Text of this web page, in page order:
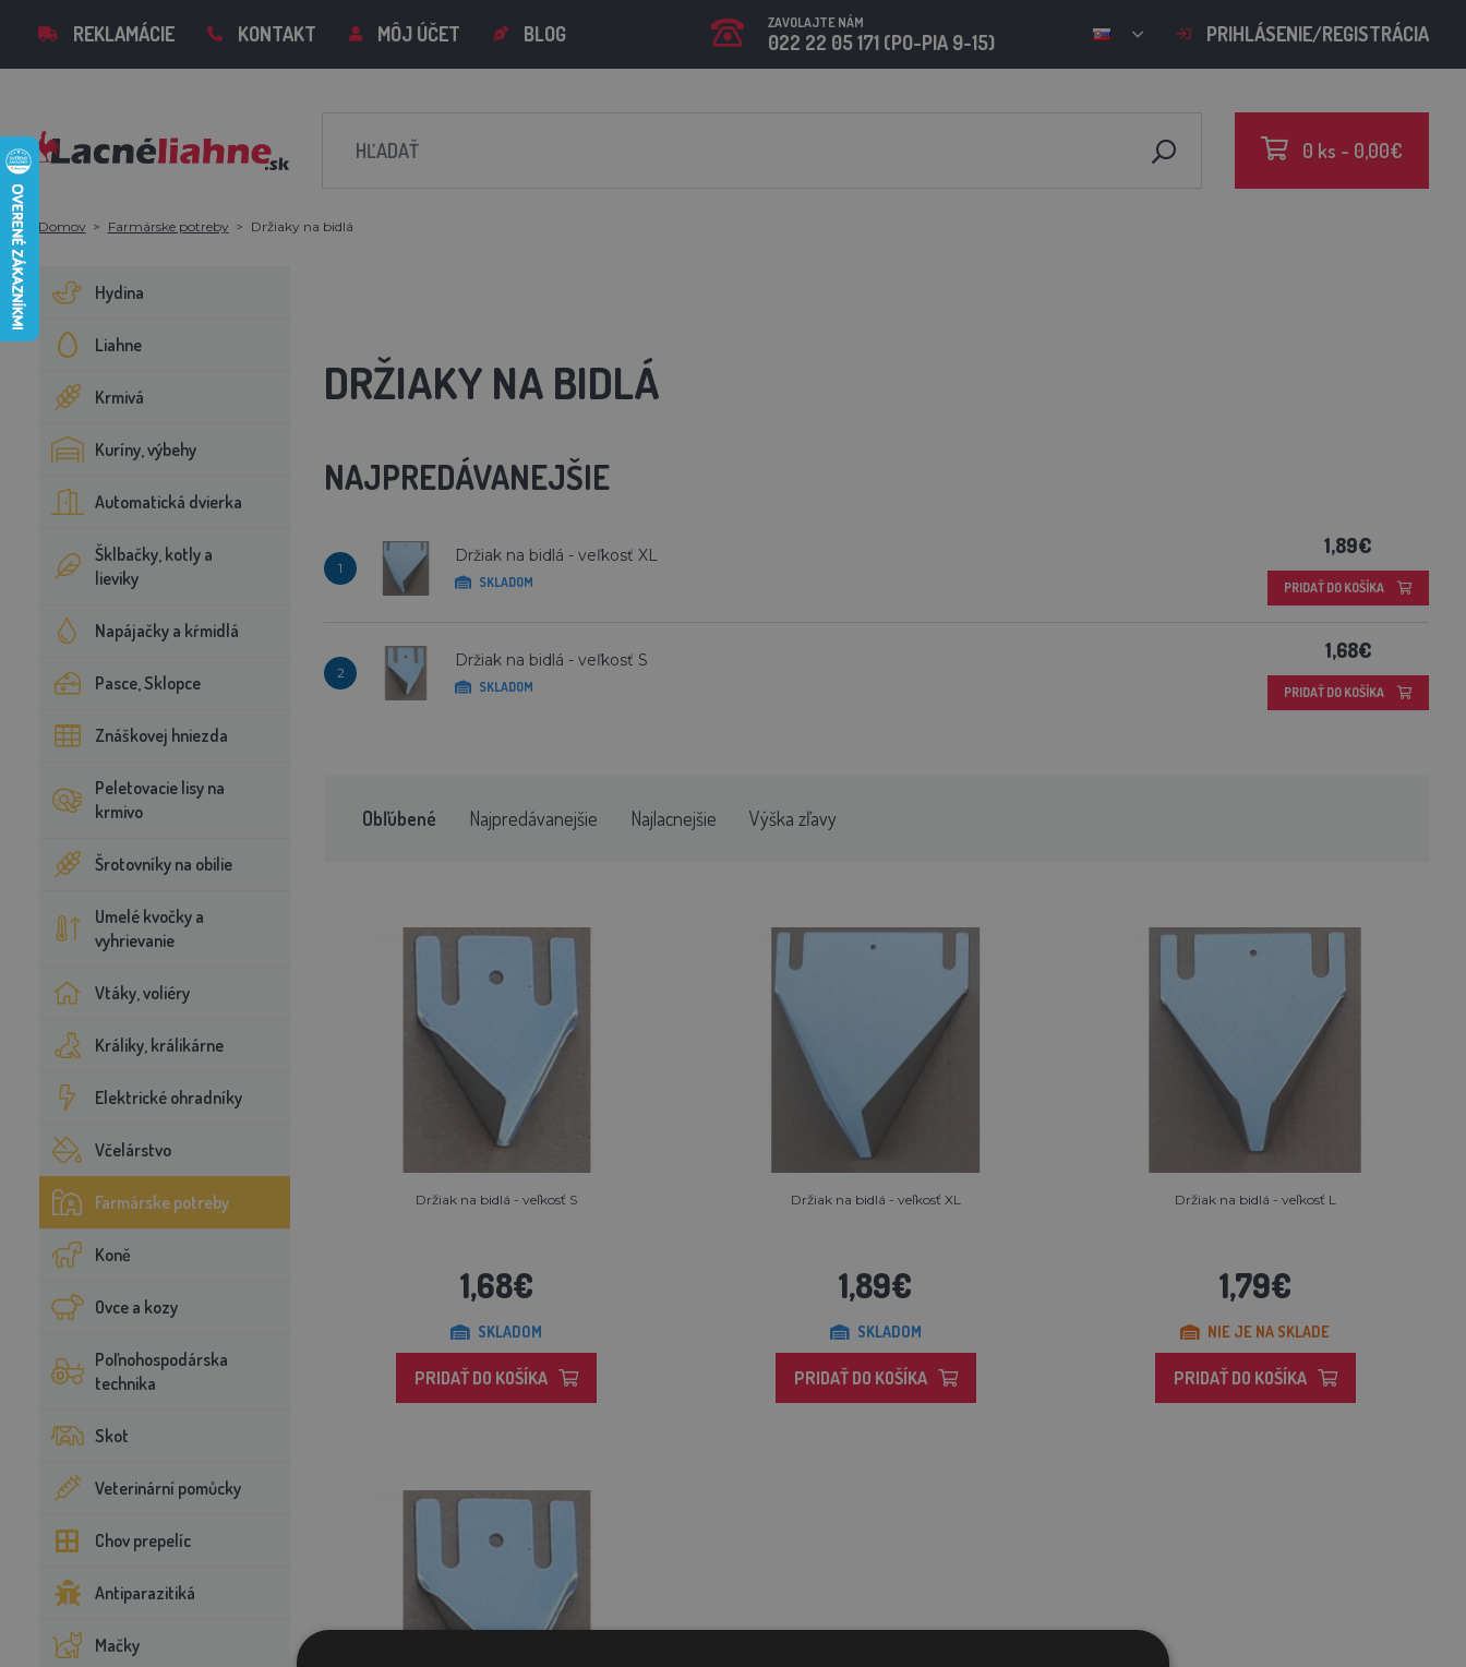
REKLAMÁCIE KONTAKT MÔJ ÚČET BLOG ZAVOLAJTE NÁM
022 22 05 171 (PO-PIA 9-15) PRIHLÁSENIE/REGISTRÁCIA
0 ks - 0,00€
Domov Farmárske potreby Držiaky na bidlá
Hydina
Liahne
Krmivá
Kuríny, výbehy
Automatická dvierka
Šklbačky, kotly a
lieviky
Napájačky a kŕmidlá
Pasce, Sklopce
Znáškovej hniezda
Peletovacie lisy na
krmivo
Šrotovníky na obilie
Umelé kvočky a
vyhrievanie
Vtáky, voliéry
Králiky, králikárne
Elektrické ohradníky
Včelárstvo
Farmárske potreby
Koně
Ovce a kozy
Poľnohospodárska
technika
Skot
Veterinární pomůcky
Chov prepelíc
Antiparazitiká
Mačky
DRŽIAKY NA BIDLÁ
NAJPREDÁVANEJŠIE
1
Držiak na bidlá - veľkosť XL
SKLADOM
1,89€
PRIDAŤ DO KOŠÍKA
2
Držiak na bidlá - veľkosť S
SKLADOM
1,68€
PRIDAŤ DO KOŠÍKA
Obľúbené Najpredávanejšie Najlacnejšie Výška zľavy
Držiak na bidlá - veľkosť S
1,68€
SKLADOM
PRIDAŤ DO KOŠÍKA
Držiak na bidlá - veľkosť XL
1,89€
SKLADOM
PRIDAŤ DO KOŠÍKA
Držiak na bidlá - veľkosť L
1,79€
NIE JE NA SKLADE
PRIDAŤ DO KOŠÍKA